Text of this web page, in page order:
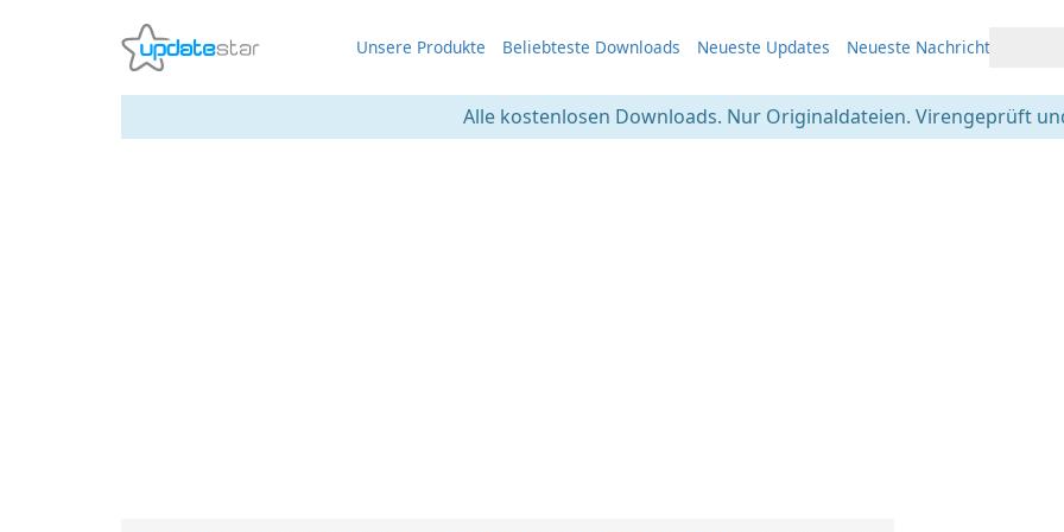
Unsere Produkte Beliebteste Downloads Neueste Updates Neueste Nachrichten
Alle kostenlosen Downloads. Nur Originaldateien. Virengeprüft